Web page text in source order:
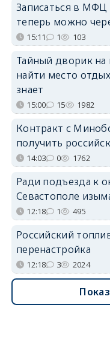
Записаться в
теперь можно
15:11 1 103
Тайный дворик на
найти место
знает
15:00 15 1982
Контракт с
получить
14:03 0 1762
Ради подъезда к
Севастополе
12:18 1 495
Российский
перенастройка
12:18 3 2024